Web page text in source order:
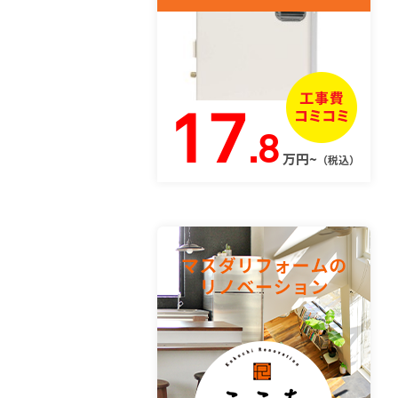
17.8 万円~ （税込）